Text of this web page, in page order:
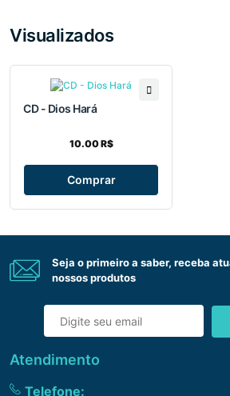
Visualizados
CD - Dios Hará
10.00 R$
Comprar
Seja o primeiro a saber, receba
nossos produtos
Atendimento
Telefone: